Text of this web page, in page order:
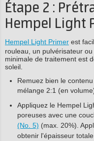
Étape 2 :
Hempel Light
Hempel Light Primer est
rouleau, un pulvérisateur
minimale de traitement est
soleil.
Remuez bien le
mélange 2:1 (en
Appliquez le Hempel
poreuses avec une
(No. 5) (max. 20%).
obtenir l'épaisseur